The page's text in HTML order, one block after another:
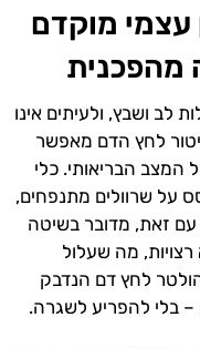
מוקדם
מהפכנית
לב ושבץ, ולעיתים אינו
לחץ הדם מאפשר
המצב הבריאותי. כלי
על שרוולים מתנפחים,
הדם במשך 24 שעות. עם זאת, מדובר בשיטה
רצויות, מה שעלול
לחץ דם הנדבק
– בלי להפריע לשגרה.